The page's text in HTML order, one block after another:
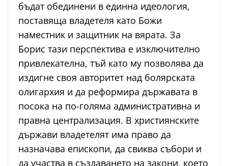
бъдат обединени в единна идеология,
поставяща владетеля като Божи
наместник и защитник на вярата. За
Борис тази перспектива е изключително
привлекателна, тъй като му позволява да
издигне своя авторитет над болярската
олигархия и да реформира държавата в
посока на по-голяма административна и
правна централизация. В християнските
държави владетелят има право да
назначава епископи, да свиква събори и
да участва в създаването на закони, което